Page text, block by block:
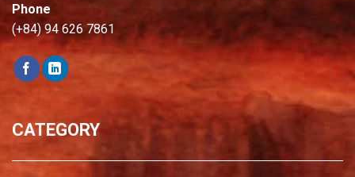
Phone
(+84) 94 626 7861
CATEGORY